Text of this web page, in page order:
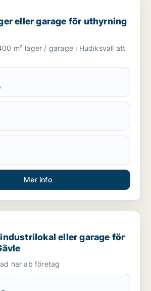
garage för uthyrning i Hudiksvall
eller garage för uthyrning
m² lager / garage i Hudiksvall att
Mer info
eller garage för uthyrning i Gävle
eller garage för
har ab företag